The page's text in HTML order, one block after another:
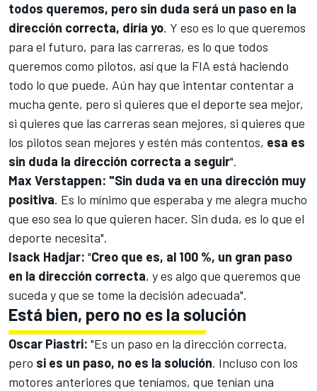
todos queremos, pero sin duda será un paso en la
dirección correcta, diría yo. Y eso es lo que queremos
para el futuro, para las carreras, es lo que todos
queremos como pilotos, así que la FIA está haciendo
todo lo que puede. Aún hay que intentar contentar a
mucha gente, pero si quieres que el deporte sea mejor,
si quieres que las carreras sean mejores, si quieres que
los pilotos sean mejores y estén más contentos, esa es
sin duda la dirección correcta a seguir".
Max Verstappen: "Sin duda va en una dirección muy
positiva. Es lo mínimo que esperaba y me alegra mucho
que eso sea lo que quieren hacer. Sin duda, es lo que el
deporte necesita".
Isack Hadjar: "Creo que es, al 100 %, un gran paso
en la dirección correcta, y es algo que queremos que
suceda y que se tome la decisión adecuada".
Está bien, pero no es la solución
Oscar Piastri: "Es un paso en la dirección correcta,
pero si es un paso, no es la solución. Incluso con los
motores anteriores que teníamos, que tenían una